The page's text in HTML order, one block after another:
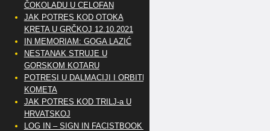
ČOKOLADU U CELOFAN
JAK POTRES KOD OTOKA
KRETA U GRČKOJ 12.10.2021
IN MEMORIAM: GOGA LAZIĆ
NESTANAK STRUJE U
GORSKOM KOTARU
POTRESI U DALMACIJI I ORBITE
KOMETA
JAK POTRES KOD TRILJ-a U
HRVATSKOJ
LOG IN – SIGN IN FACISTBOOK –